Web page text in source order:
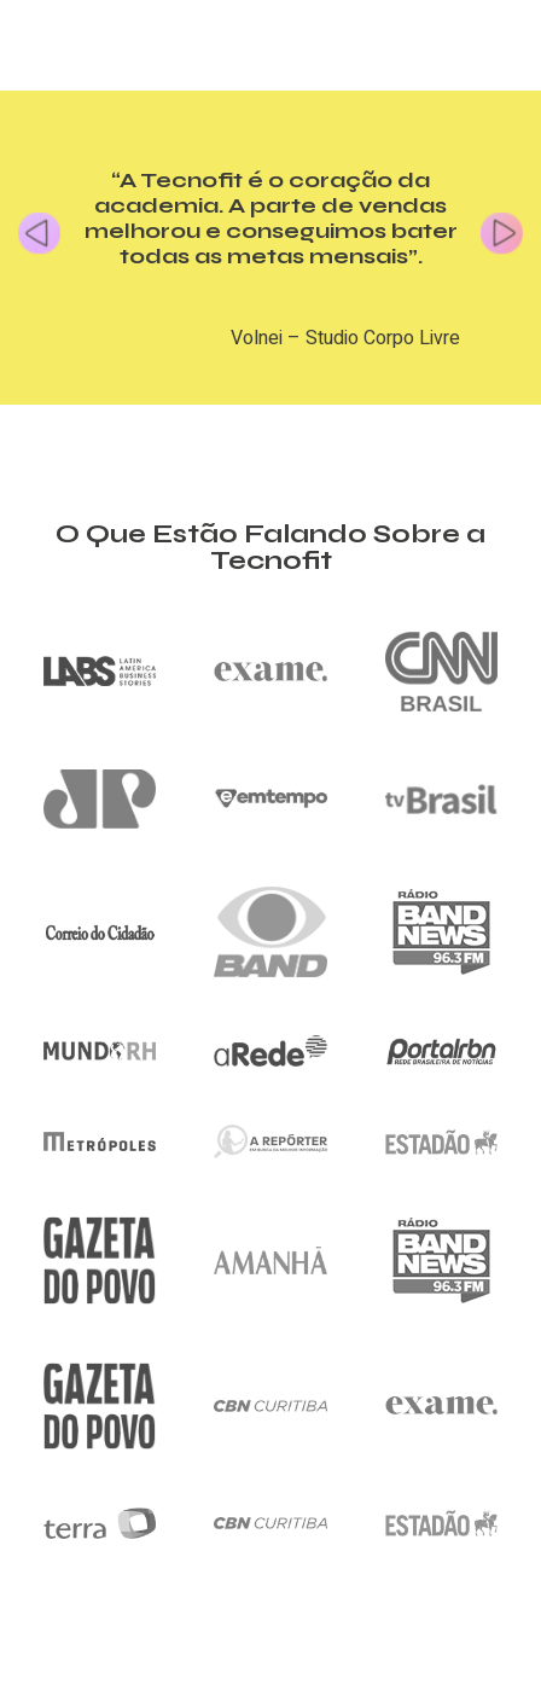
“A Tecnofit é o coração da
academia. A parte de vendas
melhorou e conseguimos bater
todas as metas mensais”.
Volnei – Studio Corpo Livre
O Que Estão Falando Sobre a
Tecnofit